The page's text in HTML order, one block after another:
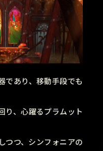
であり、移動手段でも
り、心躍るプラムット
つつ、シンフォニアの